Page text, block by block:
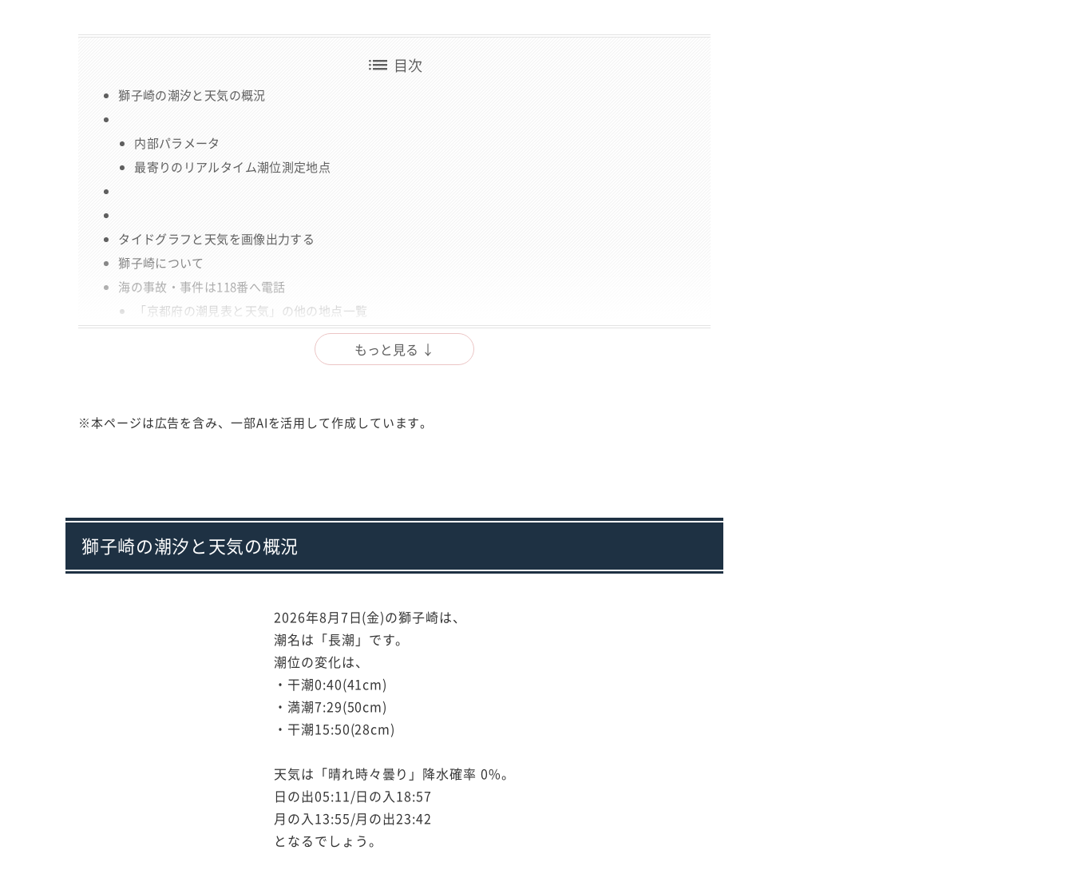
list 目次
獅子崎の潮汐と天気の概況
内部パラメータ
最寄りのリアルタイム潮位測定地点
タイドグラフと天気を画像出力する
獅子崎について
海の事故・事件は118番へ電話
「京都府の潮見表と天気」の他の地点一覧
もっと見る ↓
※本ページは広告を含み、一部AIを活用して作成しています。
獅子崎の潮汐と天気の概況
2026年8月7日(金)の獅子崎は、
潮名は「長潮」です。
潮位の変化は、
・干潮0:40(41cm)
・満潮7:29(50cm)
・干潮15:50(28cm)
天気は「晴れ時々曇り」降水確率 0%。
日の出05:11/日の入18:57
月の入13:55/月の出23:42
となるでしょう。